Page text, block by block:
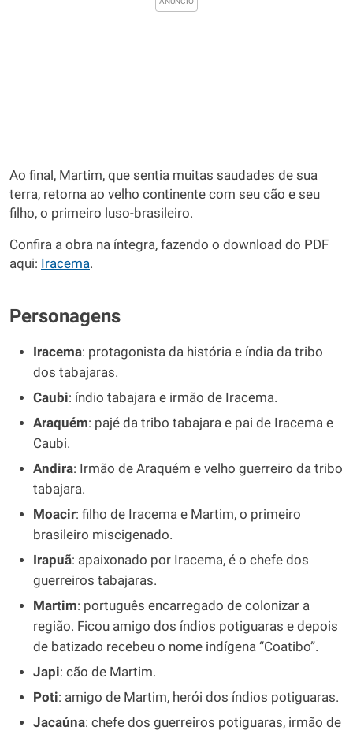
Ao final, Martim, que sentia muitas saudades de sua
terra, retorna ao velho continente com seu cão e seu
filho, o primeiro luso-brasileiro.
Confira a obra na íntegra, fazendo o download do PDF
aqui: Iracema.
Personagens
Iracema: protagonista da história e índia da tribo
dos tabajaras.
Caubi: índio tabajara e irmão de Iracema.
Araquém: pajé da tribo tabajara e pai de Iracema e
Caubi.
Andira: Irmão de Araquém e velho guerreiro da tribo
tabajara.
Moacir: filho de Iracema e Martim, o primeiro
brasileiro miscigenado.
Irapuã: apaixonado por Iracema, é o chefe dos
guerreiros tabajaras.
Martim: português encarregado de colonizar a
região. Ficou amigo dos índios potiguaras e depois
de batizado recebeu o nome indígena “Coatibo”.
Japi: cão de Martim.
Poti: amigo de Martim, herói dos índios potiguaras.
Jacaúna: chefe dos guerreiros potiguaras, irmão de